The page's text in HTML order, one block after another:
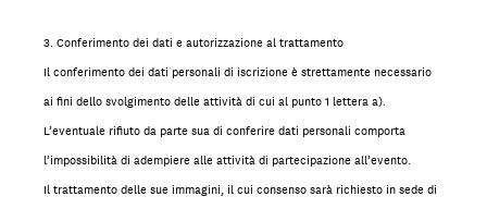
3. Conferimento dei dati e autorizzazione al trattamento
Il conferimento dei dati personali di iscrizione è strettamente necessario
ai fini dello svolgimento delle attività di cui al punto 1 lettera a).
L’eventuale rifiuto da parte sua di conferire dati personali comporta
l’impossibilità di adempiere alle attività di partecipazione all’evento.
Il trattamento delle sue immagini, il cui consenso sarà richiesto in sede di